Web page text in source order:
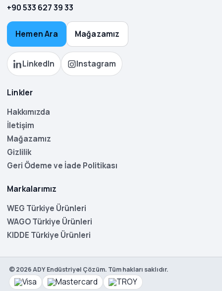
+90 533 627 39 33
Hemen Ara Mağazamız
LinkedIn Instagram
Linkler
Hakkımızda
İletişim
Mağazamız
Gizlilik
Geri Ödeme ve İade Politikası
Markalarımız
WEG Türkiye Ürünleri
WAGO Türkiye Ürünleri
KIDDE Türkiye Ürünleri
©2026ADY Endüstriyel Çözüm. Tüm hakları saklıdır.